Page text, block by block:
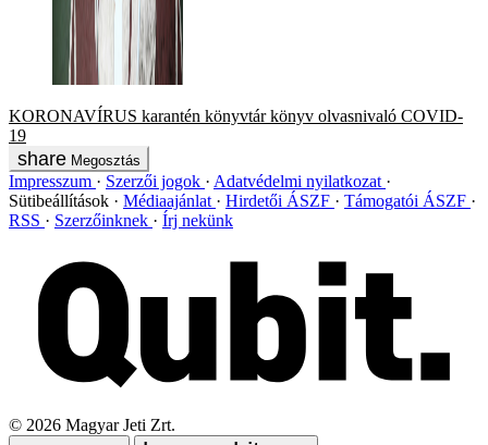
KORONAVÍRUS karantén könyvtár könyv olvasnivaló COVID-
19
Megosztás
Impresszum Szerzői jogok
Adatvédelmi nyilatkozat
Sütibeállítások
Médiaajánlat Hirdetői ÁSZF
Támogatói ÁSZF
RSS
Szerzőinknek Írj nekünk
© 2026 Magyar Jeti Zrt.